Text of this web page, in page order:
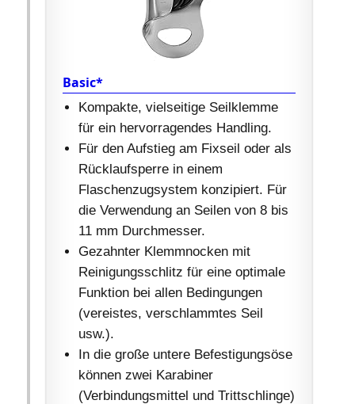
Basic*
Kompakte, vielseitige Seilklemme
für ein hervorragendes Handling.
Für den Aufstieg am Fixseil oder als
Rücklaufsperre in einem
Flaschenzugsystem konzipiert. Für
die Verwendung an Seilen von 8 bis
11 mm Durchmesser.
Gezahnter Klemmnocken mit
Reinigungsschlitz für eine optimale
Funktion bei allen Bedingungen
(vereistes, verschlammtes Seil
usw.).
In die große untere Befestigungsöse
können zwei Karabiner
(Verbindungsmittel und Trittschlinge)